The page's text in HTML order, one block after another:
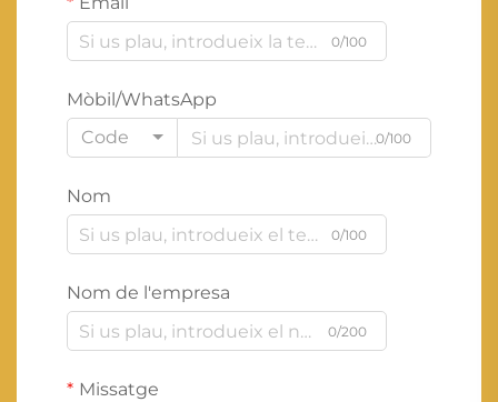
0/100
Mòbil/WhatsApp
Code
0/100
Nom
0/100
Nom de l'empresa
0/200
Missatge